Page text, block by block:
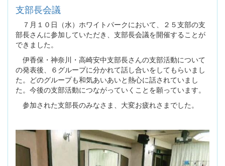
支部長会議
７月１０日（水）ホワイトパークにおいて、２５支部の支
部長さんに参加していただき、支部長会議を開催することが
できました。
伊香保・神奈川・高崎安中支部長さんの支部活動について
の発表後、６グループに分かれて話し合いをしてもらいまし
た。どのグループも和気あいあいと熱心に話されていまし
た。今後の支部活動につながっていくことを願っています。
参加された支部長のみなさま、大変お疲れさまでした。